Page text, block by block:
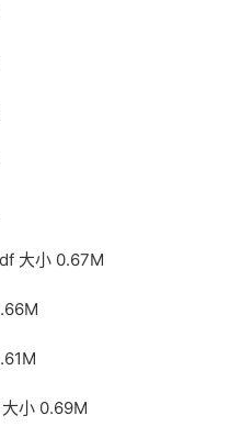
大小 0.67M
小 0.69M